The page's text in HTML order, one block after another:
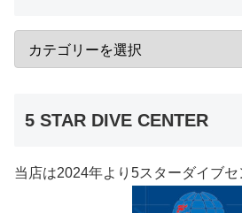
5 STAR DIVE CENTER
当店は2024年より5スターダイブセ